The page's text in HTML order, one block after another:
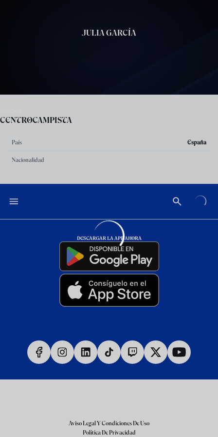
JULIA GARCÍA
CENTROCAMPISTA
País España
Nacionalidad
DESCARGAR LA APP AHORA
Aviso Legal Y Condiciones De Uso
Política De Privacidad